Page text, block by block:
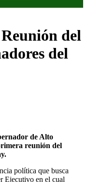
del
del
de Alto
reunión del
política que busca
Ejecutivo en el cual